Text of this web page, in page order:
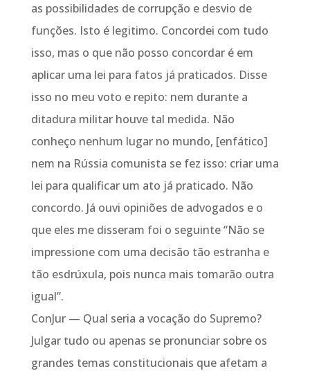
as possibilidades de corrupção e desvio de
funções. Isto é legitimo. Concordei com tudo
isso, mas o que não posso concordar é em
aplicar uma lei para fatos já praticados. Disse
isso no meu voto e repito: nem durante a
ditadura militar houve tal medida. Não
conheço nenhum lugar no mundo, [enfático]
nem na Rússia comunista se fez isso: criar uma
lei para qualificar um ato já praticado. Não
concordo. Já ouvi opiniões de advogados e o
que eles me disseram foi o seguinte “Não se
impressione com uma decisão tão estranha e
tão esdrúxula, pois nunca mais tomarão outra
igual”.
ConJur — Qual seria a vocação do Supremo?
Julgar tudo ou apenas se pronunciar sobre os
grandes temas constitucionais que afetam a